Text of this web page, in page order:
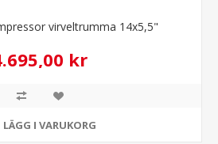
virveltrumma 14x5,5"
kr
LÄGG I VARUKORG